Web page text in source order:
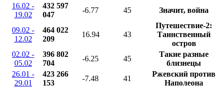
16.02 -
19.02
432 597
047
-6.77 45 Значит, война
09.02 -
12.02
464 022
209
16.94 43
Путешествие-2:
Таинственный
остров
02.02 -
05.02
396 802
704
-6.25 45
Такие разные
близнецы
26.01 -
29.01
423 266
153
-7.48 41
Ржевский против
Наполеона